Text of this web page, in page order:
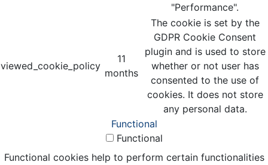
"Performance".
viewed_cookie_policy
11
months
The cookie is set by the
GDPR Cookie Consent
plugin and is used to store
whether or not user has
consented to the use of
cookies. It does not store
any personal data.
Functional
Functional
Functional cookies help to perform certain functionalities